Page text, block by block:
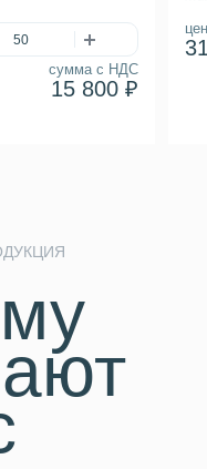
сумма с НДС
15 800 ₽